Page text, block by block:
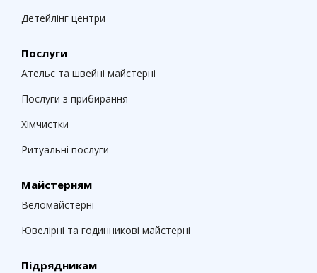
Детейлінг центри
Послуги
Ательє та швейні майстерні
Послуги з прибирання
Хімчистки
Ритуальні послуги
Майстерням
Веломайстерні
Ювелірні та годинникові майстерні
Підрядникам